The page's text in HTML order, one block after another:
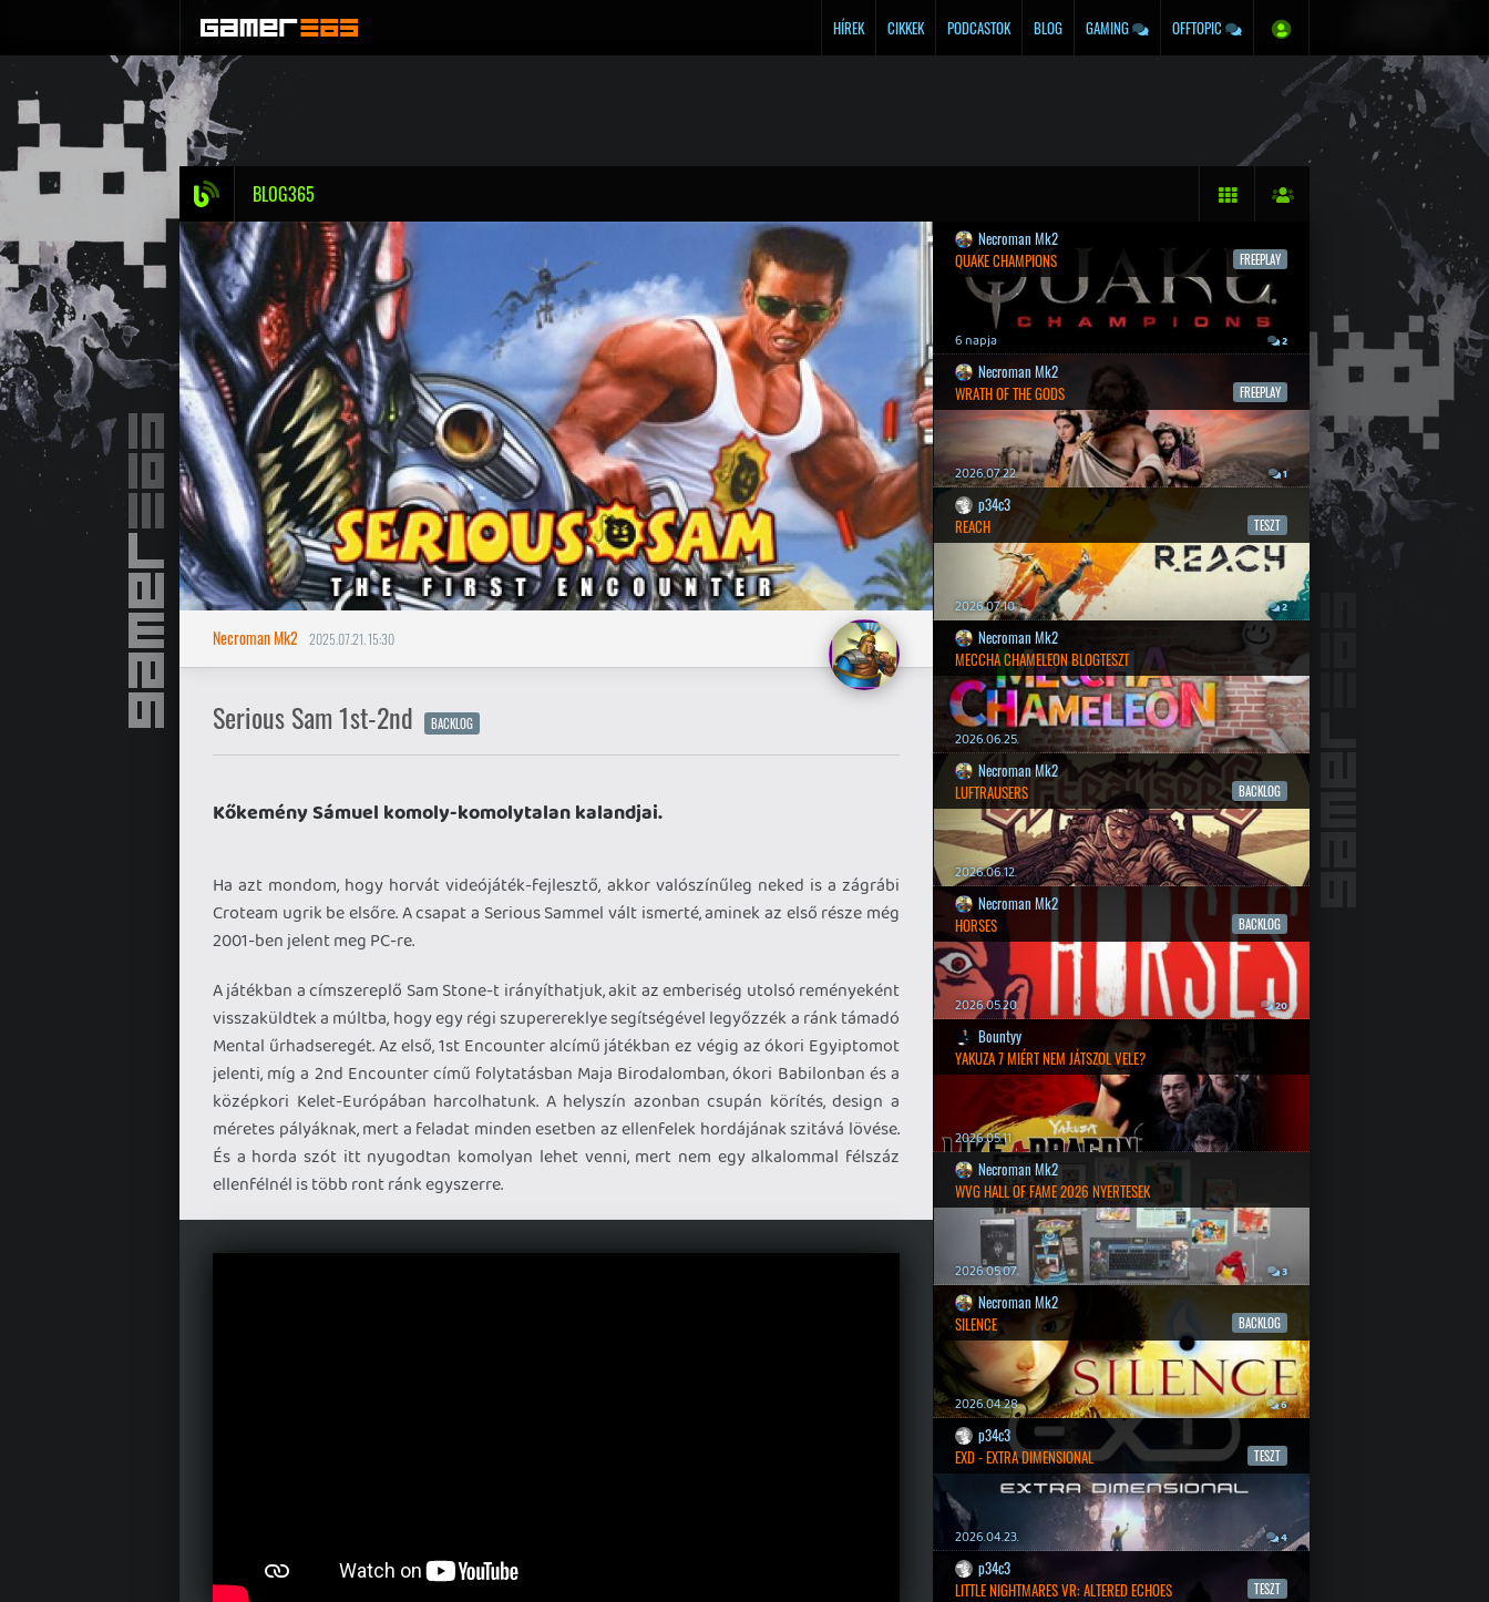
HÍREK CIKKEK PODCASTOK BLOG GAMING OFFTOPIC
BLOG365
Necroman Mk2 2025.07.21. 15:30
Serious Sam 1st-2nd BACKLOG
Kőkemény Sámuel komoly-komolytalan kalandjai.
Ha azt mondom, hogy horvát videójáték-fejlesztő, akkor valószínűleg neked is a zágrábi
Croteam ugrik be elsőre. A csapat a Serious Sammel vált ismerté, aminek az első része még
2001-ben jelent meg PC-re.
A játékban a címszereplő Sam Stone-t irányíthatjuk, akit az emberiség utolsó reményeként
visszaküldtek a múltba, hogy egy régi szuperereklye segítségével legyőzzék a ránk támadó
Mental űrhadseregét. Az első, 1st Encounter alcímű játékban ez végig az ókori Egyiptomot
jelenti, míg a 2nd Encounter című folytatásban Maja Birodalomban, ókori Babilonban és a
középkori Kelet-Európában harcolhatunk. A helyszín azonban csupán körítés, design a
méretes pályáknak, mert a feladat minden esetben az ellenfelek hordájának szitává lövése.
És a horda szót itt nyugodtan komolyan lehet venni, mert nem egy alkalommal félszáz
ellenfélnél is több ront ránk egyszerre.
Necroman Mk2
QUAKE CHAMPIONS
FREEPLAY
6 napja 2
Necroman Mk2
WRATH OF THE GODS
FREEPLAY
2026.07.22. 1
p34c3
REACH
TESZT
2026.07.10. 2
Necroman Mk2
MECCHA CHAMELEON BLOGTESZT
2026.06.25.
Necroman Mk2
LUFTRAUSERS
BACKLOG
2026.06.12.
Necroman Mk2
HORSES
BACKLOG
2026.05.20. 20
Bountyy
YAKUZA 7 MIÉRT NEM JÁTSZOL VELE?
2026.05.11.
Necroman Mk2
WVG HALL OF FAME 2026 NYERTESEK
2026.05.07. 3
Necroman Mk2
SILENCE
BACKLOG
2026.04.28. 6
p34c3
EXD - EXTRA DIMENSIONAL
TESZT
2026.04.23. 4
p34c3
LITTLE NIGHTMARES VR: ALTERED ECHOES
TESZT